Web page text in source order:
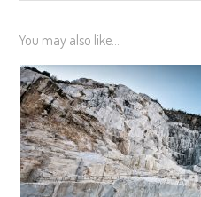
You may also like...